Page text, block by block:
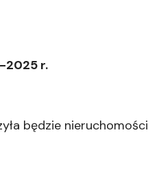
2025 r.
będzie nieruchomości